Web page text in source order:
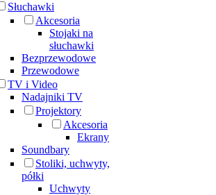
Słuchawki
Akcesoria
Stojaki na
słuchawki
Bezprzewodowe
Przewodowe
TV i Video
Nadajniki TV
Projektory
Akcesoria
Ekrany
Soundbary
Stoliki, uchwyty,
półki
Uchwyty